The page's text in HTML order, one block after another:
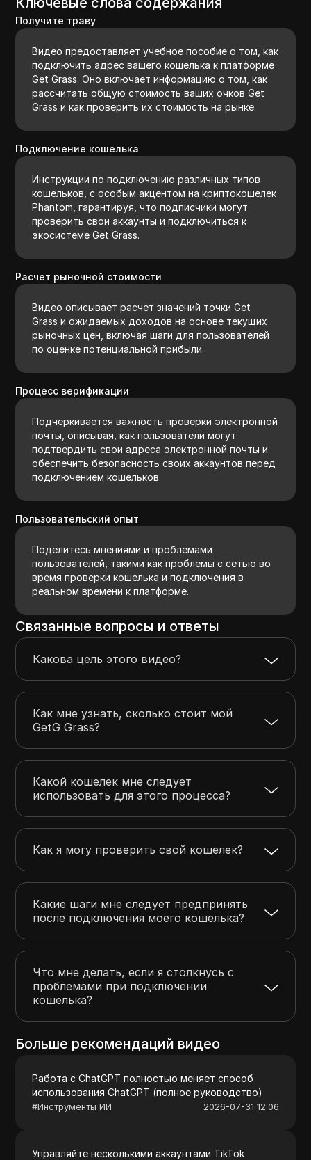
Получите траву
Видео предоставляет учебное пособие о том, как
подключить адрес вашего кошелька к платформе
Get Grass. Оно включает информацию о том, как
рассчитать общую стоимость ваших очков Get
Grass и как проверить их стоимость на рынке.
Подключение кошелька
Инструкции по подключению различных типов
кошельков, с особым акцентом на криптокошелек
Phantom, гарантируя, что подписчики могут
проверить свои аккаунты и подключиться к
экосистеме Get Grass.
Расчет рыночной стоимости
Видео описывает расчет значений точки Get
Grass и ожидаемых доходов на основе текущих
рыночных цен, включая шаги для пользователей
по оценке потенциальной прибыли.
Процесс верификации
Подчеркивается важность проверки электронной
почты, описывая, как пользователи могут
подтвердить свои адреса электронной почты и
обеспечить безопасность своих аккаунтов перед
подключением кошельков.
Пользовательский опыт
Поделитесь мнениями и проблемами
пользователей, такими как проблемы с сетью во
время проверки кошелька и подключения в
реальном времени к платформе.
Связанные вопросы и ответы
Какова цель этого видео?
Как мне узнать, сколько стоит мой
GetG Grass?
Какой кошелек мне следует
использовать для этого процесса?
Как я могу проверить свой кошелек?
Какие шаги мне следует предпринять
после подключения моего кошелька?
Что мне делать, если я столкнусь с
проблемами при подключении
кошелька?
Больше рекомендаций видео
Работа с ChatGPT полностью меняет способ
использования ChatGPT (полное руководство)
#Инструменты ИИ 2026-07-31 12:06
Управляйте несколькими аккаунтами TikTok